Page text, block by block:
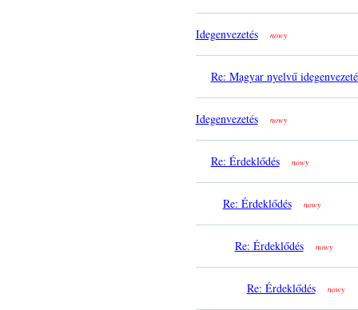
Idegenvezetés nowy
Re: Magyar nyelvű
Idegenvezetés nowy
Re: Érdeklődés nowy
Re: Érdeklődés nowy
Re: Érdeklődés nowy
Re: Érdeklődés nowy